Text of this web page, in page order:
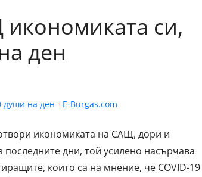
си,
ден
икономиката на САЩ, дори и
дни, той усилено насърчава
които са на мнение, че COVID-19